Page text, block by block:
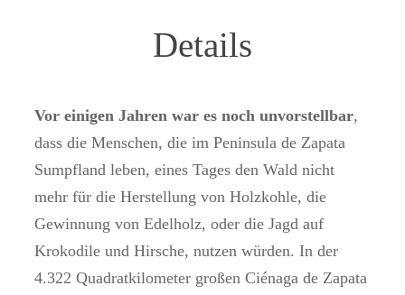
Details
Vor einigen Jahren war es noch unvorstellbar,
dass die Menschen, die im Peninsula de Zapata
Sumpfland leben, eines Tages den Wald nicht
mehr für die Herstellung von Holzkohle, die
Gewinnung von Edelholz, oder die Jagd auf
Krokodile und Hirsche, nutzen würden. In der
4.322 Quadratkilometer großen Ciénaga de Zapata